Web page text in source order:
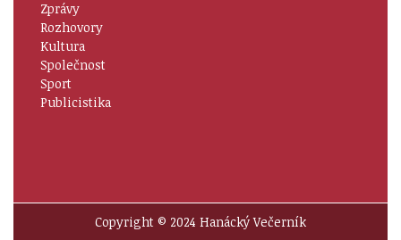
Zprávy
Rozhovory
Kultura
Společnost
Sport
Publicistika
Copyright © 2024 Hanácký Večerník